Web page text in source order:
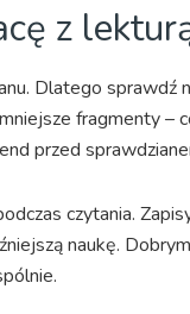
z
Dlatego sprawdź
fragmenty
przed
czytania.
naukę.